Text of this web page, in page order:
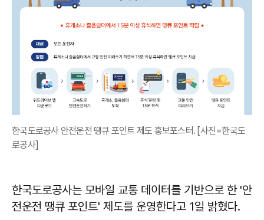
한국도로공사 안전운전 땡큐 포인트 제도 홍보포스터. [사진=한국도
로공사]
한국도로공사는 모바일 교통 데이터를 기반으로 한 '안
전운전 땡큐 포인트' 제도를 운영한다고 1일 밝혔다.